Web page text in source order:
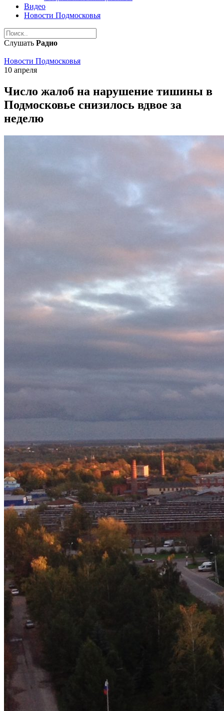
Видео
Новости Подмосковья
Слушать Радио
Новости Подмосковья
10 апреля
Число жалоб на нарушение тишины в
Подмосковье снизилось вдвое за
неделю